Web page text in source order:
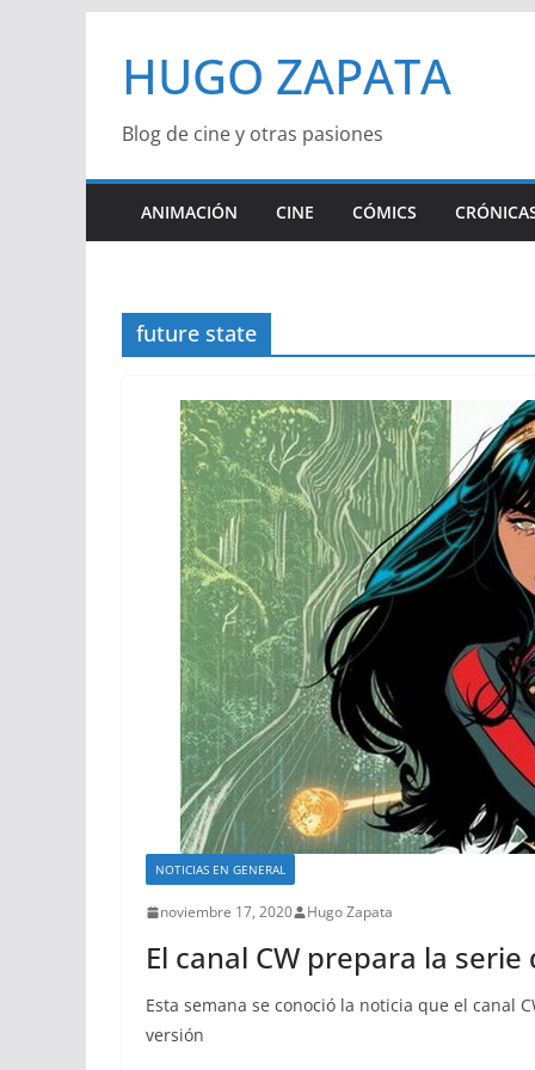
contenido
HUGO ZAPATA
Blog de cine y otras pasiones
ANIMACIÓN CINE CÓMICS
future state
NOTICIAS EN GENERAL
noviembre 17, 2020 Hugo Zapata
El canal CW prepara la
Esta semana se conoció la noticia que el canal
versión